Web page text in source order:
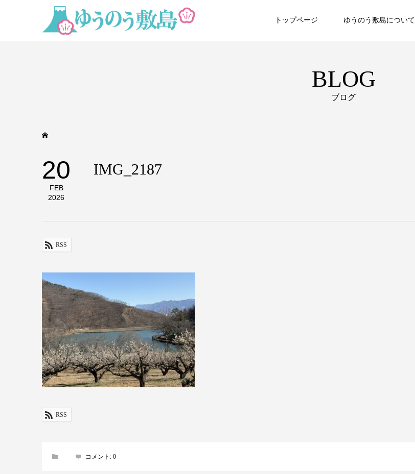
トップページ ゆうのう敷島について
BLOG
ブログ
20
FEB
2026
IMG_2187
RSS
RSS
コメント: 0